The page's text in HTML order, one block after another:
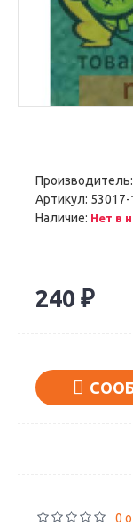
Производитель:
Артикул: 53017-
Наличие: Нет в
240 ₽
0